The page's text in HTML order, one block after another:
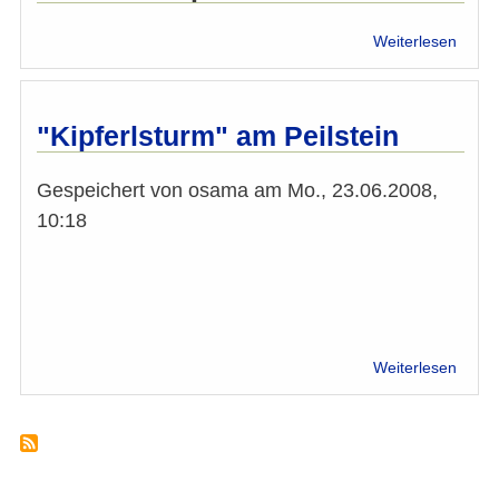
Weiterlesen
"Kipferlsturm" am Peilstein
Gespeichert von osama am Mo., 23.06.2008,
10:18
Weiterlesen